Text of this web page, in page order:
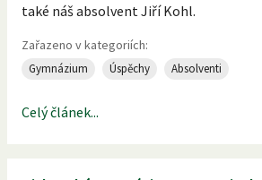
také náš absolvent Jiří Kohl.
Zařazeno v kategoriích:
Gymnázium Úspěchy Absolventi
Celý článek...